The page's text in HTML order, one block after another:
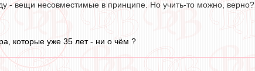
- вещи несовместимые в принципе. Но учить-то можно, верно?
которые уже 35 лет - ни о чём ?